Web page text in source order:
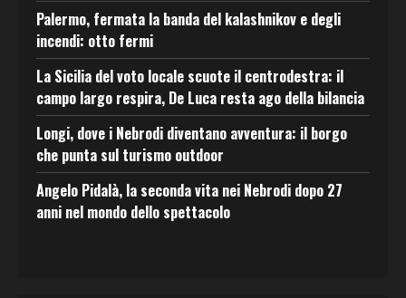
Palermo, fermata la banda del kalashnikov e degli
incendi: otto fermi
La Sicilia del voto locale scuote il centrodestra: il
campo largo respira, De Luca resta ago della bilancia
Longi, dove i Nebrodi diventano avventura: il borgo
che punta sul turismo outdoor
Angelo Pidalà, la seconda vita nei Nebrodi dopo 27
anni nel mondo dello spettacolo